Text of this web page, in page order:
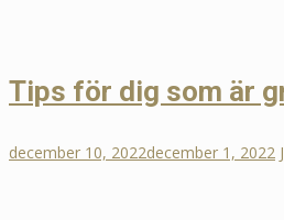
Tips för dig som är
december 10, 2022december 1, 2022